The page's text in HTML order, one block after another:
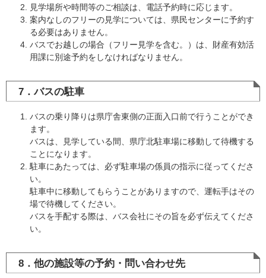
見学場所や時間等のご相談は、電話予約時に応じます。
案内なしのフリーの見学については、県民センターに予約す
る必要はありません。
バスでお越しの場合（フリー見学を含む。）は、財産有効活
用課に別途予約をしなければなりません。
7．バスの駐車
バスの乗り降りは県庁舎東側の正面入口前で行うことができ
ます。
バスは、見学している間、県庁北駐車場に移動して待機する
ことになります。
駐車にあたっては、必ず駐車場の係員の指示に従ってくださ
い。
駐車中に移動してもらうことがありますので、運転手はその
場で待機してください。
バスを手配する際は、バス会社にその旨を必ず伝えてくださ
い。
8．他の施設等の予約・問い合わせ先